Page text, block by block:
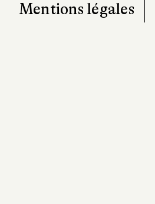
Mentions légales